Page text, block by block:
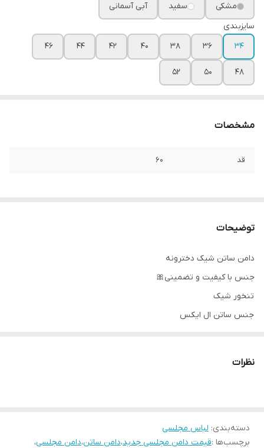
مشکی سفید
آبی آسمانی
سایزبندی
۳۴
۳۶ ۳۸ ۴۰ ۴۲ ۴۴ ۴۶
۴۸ ۵۰ ۵۲
مشخصات
قد ۶۰
توضیحات
دامن ساتن شیک دخترونه
جنس با کیفیت و تضمینی🎀
تنخور شیک
جنس ساتن ال ایکس
نظرات
دسته‌بندی: لباس مجلسی
برچسب‌ها :قیمت دامن مجلسی جدید،دامن ساتن،دامن مجلسی،